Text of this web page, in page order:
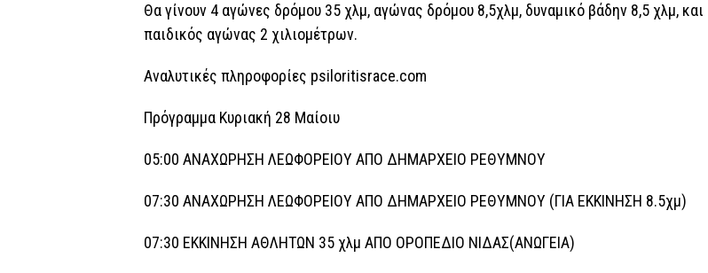
Θα γίνουν 4 αγώνες δρόμου 35 χλμ, αγώνας δρόμου 8,5χλμ, δυναμικό βάδην 8,5 χλμ, και
παιδικός αγώνας 2 χιλιομέτρων.
Αναλυτικές πληροφορίες psiloritisrace.com
Πρόγραμμα Κυριακή 28 Μαίοιυ
05:00 ΑΝΑΧΩΡΗΣΗ ΛΕΩΦΟΡΕΙΟΥ ΑΠΟ ΔΗΜΑΡΧΕΙΟ ΡΕΘΥΜΝΟΥ
07:30 ΑΝΑΧΩΡΗΣΗ ΛΕΩΦΟΡΕΙΟΥ ΑΠΟ ΔΗΜΑΡΧΕΙΟ ΡΕΘΥΜΝΟΥ (ΓΙΑ ΕΚΚΙΝΗΣΗ 8.5χμ)
07:30 ΕΚΚΙΝΗΣΗ ΑΘΛΗΤΩΝ 35 χλμ ΑΠΟ ΟΡΟΠΕΔΙΟ NIΔΑΣ(ANΩΓΕΙΑ)